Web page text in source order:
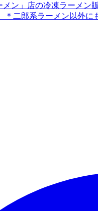
メン」店の冷凍ラーメ
二郎系ラーメン以外に